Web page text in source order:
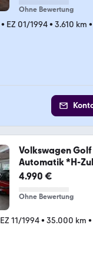
Ohne Bewertung
• EZ 01/1994• 3.610 km •
Volkswagen Golf
Automatik *H-
4.990 €
Ohne Bewertung
EZ 11/1994• 35.000 km •